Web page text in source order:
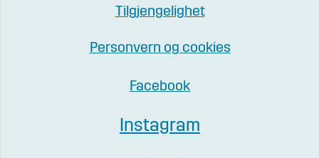
Tilgjengelighet
Personvern og cookies
Facebook
Instagram